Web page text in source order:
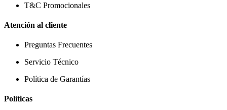
T&C Promocionales
Atención al cliente
Preguntas Frecuentes
Servicio Técnico
Política de Garantías
Políticas